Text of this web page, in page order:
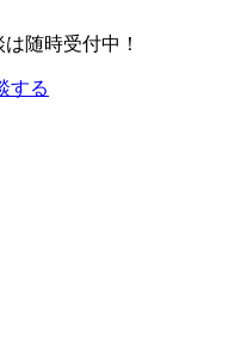
随時受付中！
する